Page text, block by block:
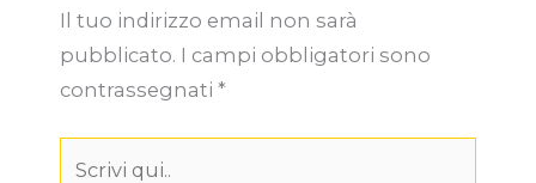
Il tuo indirizzo email non sarà
pubblicato. I campi obbligatori sono
contrassegnati *